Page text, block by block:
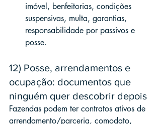
imóvel, benfeitorias, condições
suspensivas, multa, garantias,
responsabilidade por passivos e
posse.
12) Posse, arrendamentos e
ocupação: documentos que
ninguém quer descobrir depois
Fazendas podem ter contratos ativos de
arrendamento/parceria, comodato,